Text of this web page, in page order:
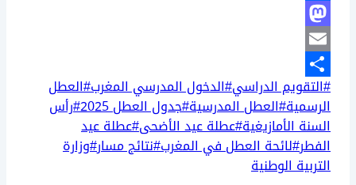
Facebook
Mastodon
Email
Share
وسوم
المقال:
#التقويم الدراسي#الدخول المدرسي المغرب#العطل
الرسمية#العطل المدرسية#جدول العطل 2025 #رأس
السنة الأمازيغية#عطلة عيد الأضحى#عطلة عيد
الفطر#لائحة العطل في المغرب#نتائج مسار#وزارة
التربية الوطنية